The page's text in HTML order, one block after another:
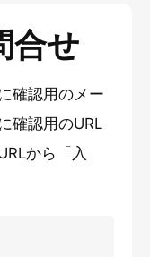
お知らせ
運営会社
合せ
確認用のメー
確認用のURL
から「入